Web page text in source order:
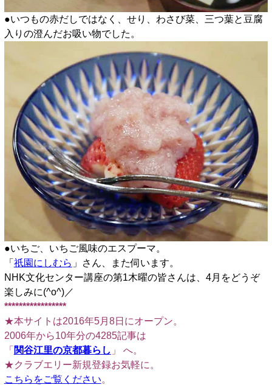
●いつもの赤だしではなく、せり、わさび菜、三つ葉と豆腐
入りの澄んだお吸い物でした。
●いちご、いちご風味のエスプーマ。
「 祇園にしむら 」さん、また伺います。
NHK文化センター講座の第1木曜の皆さんは、4月をどうぞ
楽しみに(^o^)／
*****************
★本サイトは2016年5月8日にオープン。
2006年から10年分の4285記事は
「 関谷江里の京都暮らし 」 へ。
★クラブエリー新規登録お気軽に。
こちらをご覧ください。